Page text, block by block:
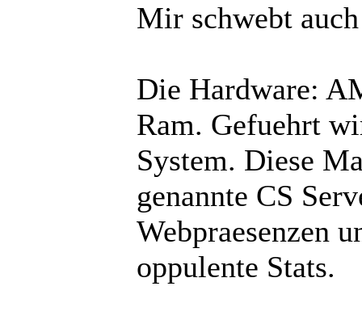
Mir schwebt
Die Hardware:
Ram. Gefuehrt
System. Diese
genannte CS
Webpraesenzen
oppulente Stats.